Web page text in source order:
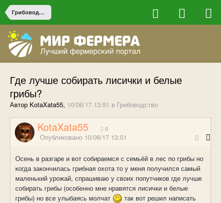
Грибоводство
Где лучше собирать лисички и белые
грибы?
Автор KotaXata55, 10/06/17 13:51 в Грибоводство
KotaXata55 0
Опубликовано 10/06/17 13:51
Осень в разгаре и вот собираемся с семьёй в лес по грибы но
когда закончилась грибная охота то у меня получился самый
маленький урожай, спрашиваю у своих попутчиков где лучше
собирать грибы (особенно мне нравятся лисички и белые
грибы) но все улыбаясь молчат
так вот решил написать